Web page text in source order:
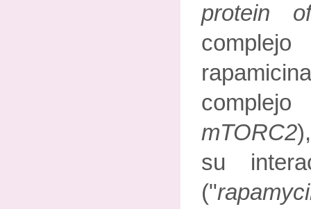
protein
mTORC2
su
("